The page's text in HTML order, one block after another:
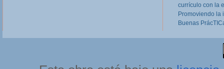
currículo con la
Promoviendo la
Buenas